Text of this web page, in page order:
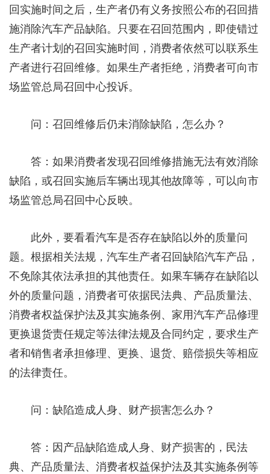
回实施时间之后，生产者仍有义务按照公布的召回措
施消除汽车产品缺陷。只要在召回范围内，即使错过
生产者计划的召回实施时间，消费者依然可以联系生
产者进行召回维修。如果生产者拒绝，消费者可向市
场监管总局召回中心投诉。
问：召回维修后仍未消除缺陷，怎么办？
答：如果消费者发现召回维修措施无法有效消除
缺陷，或召回实施后车辆出现其他故障等，可以向市
场监管总局召回中心反映。
此外，要看看汽车是否存在缺陷以外的质量问
题。根据相关法规，汽车生产者召回缺陷汽车产品，
不免除其依法承担的其他责任。如果车辆存在缺陷以
外的质量问题，消费者可依据民法典、产品质量法、
消费者权益保护法及其实施条例、家用汽车产品修理
更换退货责任规定等法律法规及合同约定，要求生产
者和销售者承担修理、更换、退货、赔偿损失等相应
的法律责任。
问：缺陷造成人身、财产损害怎么办？
答：因产品缺陷造成人身、财产损害的，民法
典、产品质量法、消费者权益保护法及其实施条例等